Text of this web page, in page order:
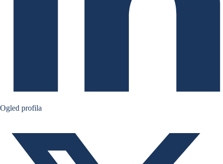
Ogled profila